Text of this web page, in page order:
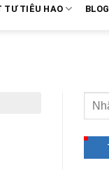
TƯ TIÊU HAO BLOG